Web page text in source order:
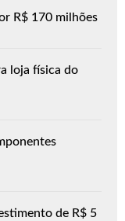
R$ 170 milhões
loja física do
de R$ 5